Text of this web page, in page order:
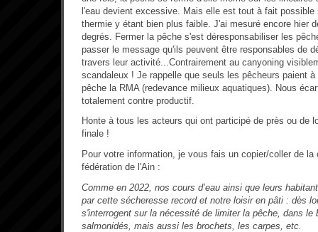
l'eau devient excessive. Mais elle est tout à fait possible
thermie y étant bien plus faible. J'ai mesuré encore hier
degrés. Fermer la pêche s'est déresponsabiliser les
passer le message qu'ils peuvent être responsables de
travers leur activité...Contrairement au canyoning
scandaleux ! Je rappelle que seuls les pêcheurs paient
pêche la RMA (redevance milieux aquatiques). Nous
totalement contre productif.
Honte à tous les acteurs qui ont participé de près ou de
finale !
Pour votre information, je vous fais un copier/coller de la
fédération de l'Ain :
Comme en 2022, nos cours d’eau ainsi que leurs
par cette sécheresse record et notre loisir en pâti : dès
s'interrogent sur la nécessité de limiter la pêche, dans le
salmonidés, mais aussi les brochets, les carpes, etc.